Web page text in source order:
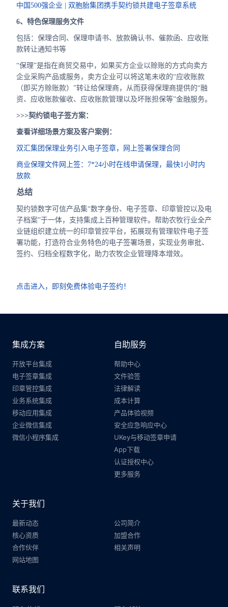
中国500强企业 | 双胞胎集团携手契约锁共建电子签章系统
6、特色保理服务文件
包括：保理合同、保理申请书、放款确认书、催款函、应收账
款转让通知书等
“保理”是指在商贸交易中，如果买方企业以赊账的方式向卖方
企业采购产品或服务，卖方企业可以将这笔未收的“应收账款
（即买方赊账款）”转让给保理商，从而获得保理商提供的“融
资、应收账款催收、应收账款管理以及坏账担保等”金融服务。
>>>契约锁电子签方案：
查看详细场景方案及客户案例：
双汇集团保理业务引入电子签章，网上签署保理合同
商业保理文件网上签：7*24小时在线申请保理，最快1小时内
放款
总结
契约锁数字可信产品集“数字身份、电子签章、印章管控以及电
子档案”于一体，支持集成上百种管理软件。帮助农牧行业全产
业链组织建立统一的印章管控平台，拓展现有管理软件电子签
署功能，打造符合业务特色的电子签署场景，实现业务审批、
签约、归档全程数字化，助力农牧企业管理降本增效。
点击进入，即刻免费体验电子签约！
集成方案
开放平台集成
电子签章集成
印章管控集成
业务系统集成
移动应用集成
企业微信集成
微信小程序集成
自助服务
帮助中心
文件验签
法律解读
成本计算
产品体验视频
安全应急响应中心
UKey与移动签章申请
App下载
认证授权中心
更多服务
关于我们
最新动态
公司简介
核心资质
加盟合作
合作伙伴
相关声明
网站地图
联系我们